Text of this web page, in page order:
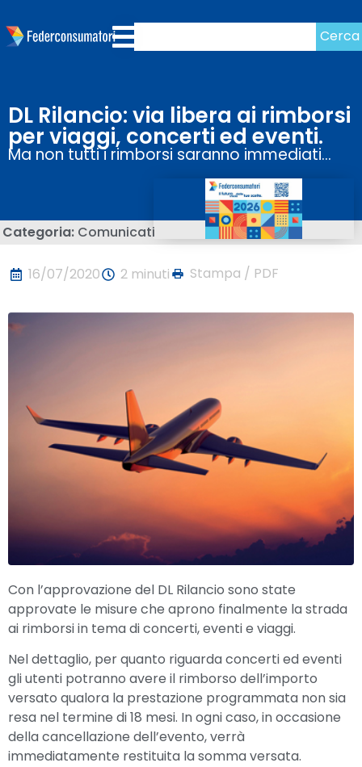
Cerca
DL Rilancio: via libera ai rimborsi
per viaggi, concerti ed eventi.
Ma non tutti i rimborsi saranno immediati…
Categoria: Comunicati
16/07/2020 2 minuti Stampa / PDF
Con l’approvazione del DL Rilancio sono state
approvate le misure che aprono finalmente la strada
ai rimborsi in tema di concerti, eventi e viaggi.
Nel dettaglio, per quanto riguarda concerti ed eventi
gli utenti potranno avere il rimborso dell’importo
versato qualora la prestazione programmata non sia
resa nel termine di 18 mesi. In ogni caso, in occasione
della cancellazione dell’evento, verrà
immediatamente restituita la somma versata.